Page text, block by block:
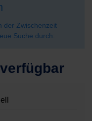
der Zwischenzeit
Suche durch: